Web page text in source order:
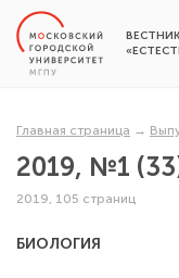
Главная страница →
2019, №1
2019, 105 страниц
БИОЛОГИЯ